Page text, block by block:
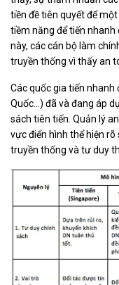
tiền đề tiên quyết để
tiềm năng để tiến
này, các cán bộ làm
truyền thống vì thấy an
Các quốc gia tiến
Quốc…) đã và đang áp
sách tiên tiến. Quản lý
vực điển hình thể hiện
truyền thống và tư duy